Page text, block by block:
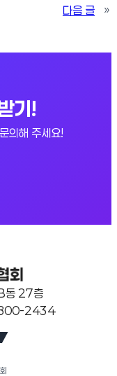
다음 글
»
기!
의해 주세요!
동 27층
2434